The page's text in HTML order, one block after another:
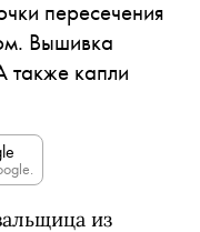
пересечения
Вышивка
также капли
из